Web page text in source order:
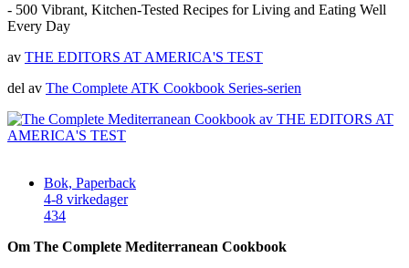
- 500 Vibrant, Kitchen-Tested Recipes for Living and Eating Well
Every Day
av THE EDITORS AT AMERICA'S TEST
del av The Complete ATK Cookbook Series-serien
Bok, Paperback
4-8 virkedager
434
Om The Complete Mediterranean Cookbook